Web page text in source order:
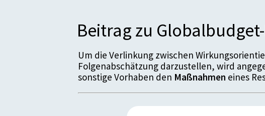
Beitrag zu
Um die Verlinkung zwischen
Folgenabschätzung darzustellen, wird
sonstige Vorhaben den Maßnahmen eines